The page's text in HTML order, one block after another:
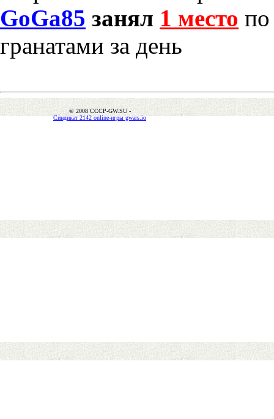
GoGa85 занял 1 место по
гранатами за день
© 2008 CCCP-GW.SU -
Синдикат 2142 online-игры gwars.io